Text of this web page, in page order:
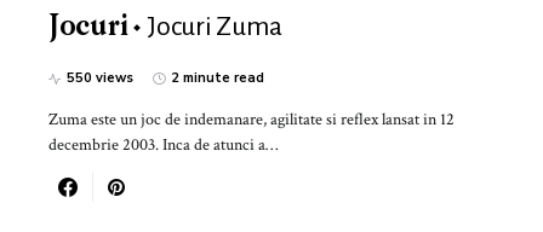
Jocuri Jocuri Zuma
550 views 2 minute read
Zuma este un joc de indemanare, agilitate si reflex lansat in 12
decembrie 2003. Inca de atunci a…